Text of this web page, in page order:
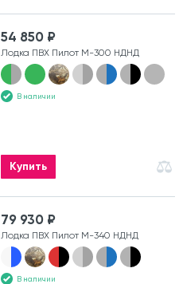
54 850 ₽
Лодка ПВХ Пилот М-300 НДНД
В наличии
Купить
79 930 ₽
Лодка ПВХ Пилот М-340 НДНД
В наличии